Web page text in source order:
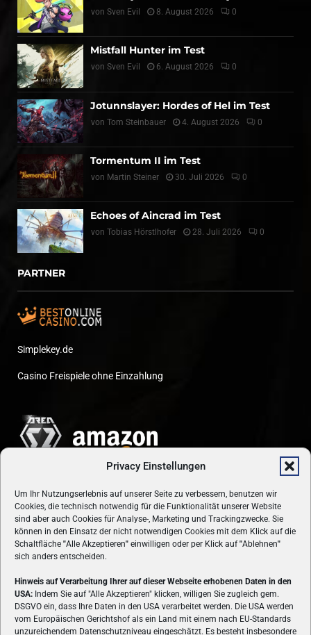
Privacy Einstellungen
Um Ihr Nutzungserlebnis auf unserer Seite zu verbessern, benutzen wir
Cookies, die technisch notwendig für die Funktionalität unserer Website
sind aber auch Cookies für Analyse-, Marketing und Trackingzwecke. Sie
können in den Einsatz der nicht notwendigen Cookies mit dem Klick auf die
Schaltfläche "Alle Akzeptieren" einwilligen oder per Klick auf"Ablehnen"
sich anders entscheiden.
Hinweis auf Verarbeitung Ihrer auf dieser Webseite erhobenen Daten in den
USA: Indem Sie auf "Alle Akzeptieren" klicken, willigen Sie zugleich gem.
DSGVO ein, dass Ihre Daten in den USA verarbeitet werden. Die USA werden
vom Europäischen Gerichtshof als ein Land mit einem nach EU-Standards
unzureichendem Datenschutzniveau eingeschätzt. Es besteht insbesondere
von Sven Evil 8. August 2026 0
Mistfall Hunter im Test
von Sven Evil 6. August 2026 0
Jotunnslayer: Hordes of Hel im Test
von Tom Steinbauer 4. August 2026 0
Tormentum II im Test
von Martin Steiner 30. Juli 2026 0
Echoes of Aincrad im Test
von Tobias Hörstlhofer 28. Juli 2026 0
PARTNER
Simplekey.de
Casino Freispiele ohne Einzahlung
ÜBER UNS
VON GAMERN, FÜR GAMER! Gamers.at ist das älteste Online-